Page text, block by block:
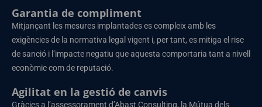
Garantia de compliment
Mitjançant les mesures implantades es compleix amb les
exigències de la normativa legal vigent i, per tant, es mitiga el risc
de sanció i l’impacte negatiu que aquesta comportaria tant a nivell
econòmic com de reputació.
Agilitat en la gestió de canvis
Gràcies a l’assessorament d’Abast Consulting, la Mútua dels